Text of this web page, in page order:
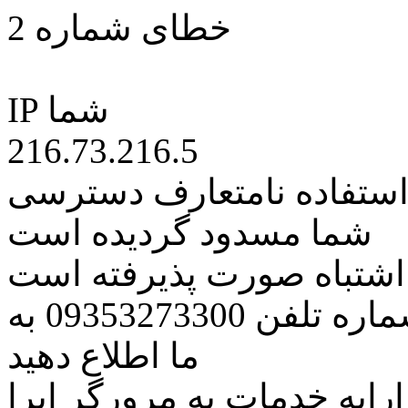
خطای شماره 2
IP شما
216.73.216.5
نامتعارف دسترسی
شما مسدود گردیده است
اشتباه صورت پذیرفته است
مراتب این مسئله را از طریق شماره تلفن 09353273300 به
ما اطلاع دهید
خدمات به مرورگر اپرا